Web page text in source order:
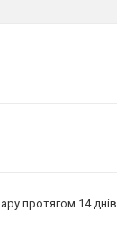
протягом 14 днів